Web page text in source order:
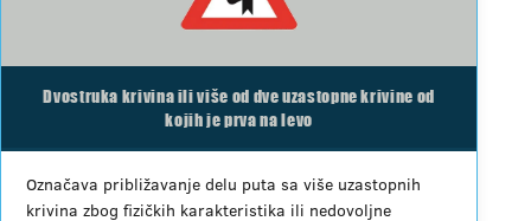
Dvostruka krivina ili više od dve uzastopne krivine od
kojih je prva na levo
Označava približavanje delu puta sa više uzastopnih
krivina zbog fizičkih karakteristika ili nedovoljne